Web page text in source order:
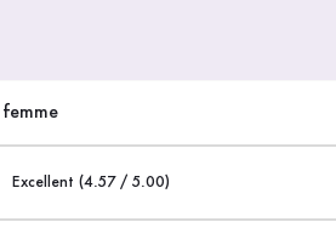
femme
Excellent (4.57 / 5.00)